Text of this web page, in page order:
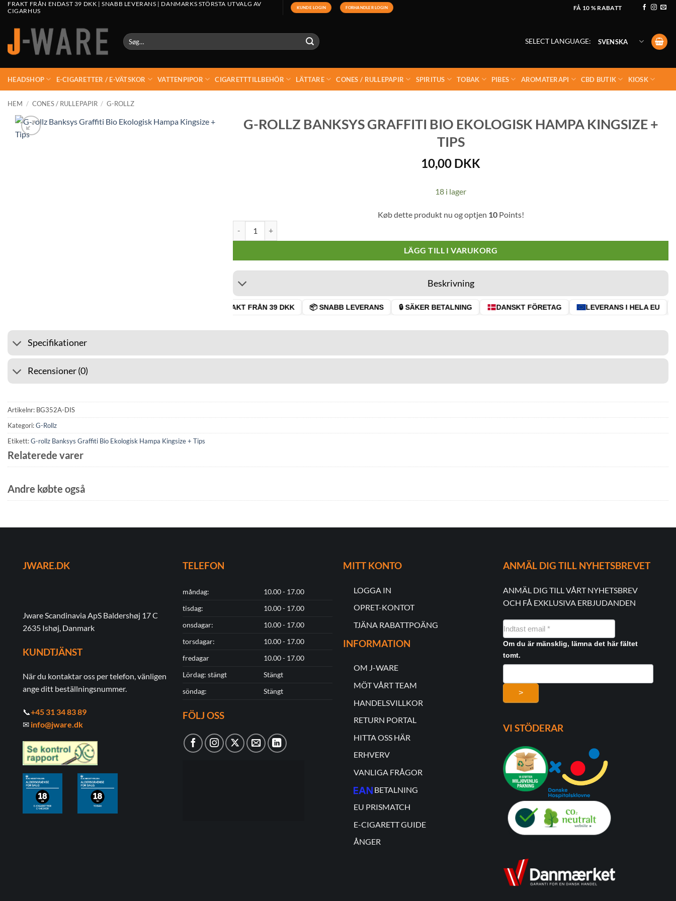
FRAKT FRÅN ENDAST 39 DKK | SNABB LEVERANS | DANMARKS STÖRSTA UTVALG AV
CIGARHUS
KUNDE LOGIN FORHANDLER LOGIN FÅ 10 % RABATT
Søg
efter:
SELECT LANGUAGE: SVENSKA
HEADSHOP E-CIGARETTER / E-VÄTSKOR VATTENPIPOR CIGARETTTILLBEHÖR LÄTTARE CONES / RULLEPAPIR SPIRITUS TOBAK PIBES AROMATERAPI CBD BUTIK KIOSK
HEM / CONES / RULLEPAPIR / G-ROLLZ
G-ROLLZ BANKSYS GRAFFITI BIO EKOLOGISK HAMPA KINGSIZE +
TIPS
10,00 DKK
18 i lager
Køb dette produkt nu og optjen 10Points!
LÄGG TILL I VARUKORG
Beskrivning
🚚 FRAKT FRÅN 39 DKK 📦 SNABB LEVERANS 🔒 SÄKER BETALNING DANSKT FÖRETAG LEVERANS I HELA EU
Specifikationer
Recensioner (0)
Artikelnr: BG352A-DIS
Kategori:G-Rollz
Etikett:G-rollz Banksys Graffiti Bio Ekologisk Hampa Kingsize + Tips
Relaterede varer
Andre købte også
JWARE.DK
Jware Scandinavia ApS Baldershøj 17 C
2635 Ishøj, Danmark
KUNDTJÄNST
När du kontaktar oss per telefon, vänligen
ange ditt beställningsnummer.
📞+45 31 34 83 89
✉ info@jware.dk
TELEFON
måndag:
10.00 - 17.00
tisdag:
10.00 - 17.00
onsdagar:
10.00 - 17.00
torsdagar:
10.00 - 17.00
fredagar
10.00 - 17.00
Lördag: stängt
Stängt
söndag:
Stängt
FÖLJ OSS
MITT KONTO
LOGGA IN
OPRET-KONTOT
TJÄNA RABATTPOÄNG
INFORMATION
OM J-WARE
MÖT VÅRT TEAM
HANDELSVILLKOR
RETURN PORTAL
HITTA OSS HÄR
ERHVERV
VANLIGA FRÅGOR
BETALNING
EU PRISMATCH
E-CIGARETT GUIDE
ÅNGER
ANMÄL DIG TILL NYHETSBREVET
ANMÄL DIG TILL VÅRT NYHETSBREV
OCH FÅ EXKLUSIVA ERBJUDANDEN
NYHEDSMAIL
FORMULAR
Om du är mänsklig, lämna det här fältet
tomt.
>
VI STÖDERAR